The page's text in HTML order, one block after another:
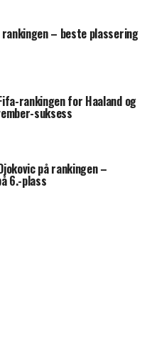
– beste plassering
rankingen for Haaland og
suksess
på rankingen –
6.-plass